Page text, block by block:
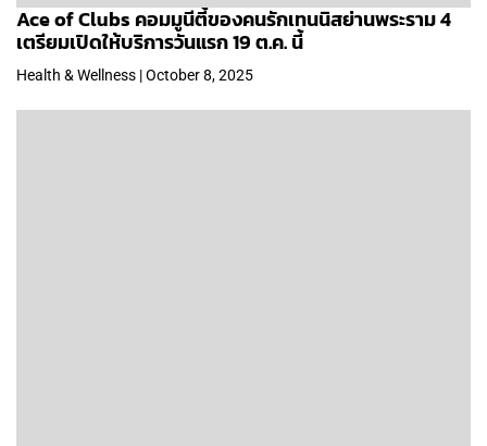
Ace of Clubs คอมมูนีตี้ของคนรักเทนนิสย่านพระราม 4
เตรียมเปิดให้บริการวันแรก 19 ต.ค. นี้
Health & Wellness | October 8, 2025